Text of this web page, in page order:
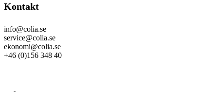
Kontakt
info@colia.se
service@colia.se
ekonomi@colia.se
+46 (0)156 348 40